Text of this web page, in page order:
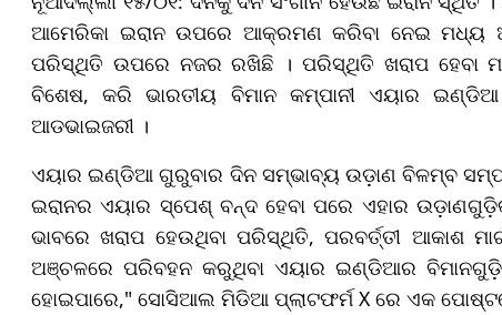
ଆମେରିକା ଇରାନ ଉପରେ ଆକ୍ରମଣ କରିବା ନେଇ ମଧ୍ୟ
ପରିସ୍ଥିତି ଉପରେ ନଜର ରଖିଛି । ପରିସ୍ଥିତି ଖରାପ ହେବା
ବିଶେଷ, କରି ଭାରତୀୟ ବିମାନ କମ୍ପାନୀ ଏୟାର
ଆଡଭାଇଜରୀ ।
ଏୟାର ଇଣ୍ଡିଆ ଗୁରୁବାର ଦିନ ସମ୍ଭାବ୍ୟ ଉଡ଼ାଣ ବିଳମ୍ବ
ଇରାନର ଏୟାର ସ୍ପେଶ୍ ବନ୍ଦ ହେବା ପରେ ଏହାର
ଭାବରେ ଖରାପ ହେଉଥିବା ପରିସ୍ଥିତି, ପରବର୍ତ୍ତୀ ଆକାଶ
ଅଞ୍ଚଳରେ ପରିବହନ କରୁଥିବା ଏୟାର ଇଣ୍ଡିଆର
ହୋଇପାରେ," ସୋସିଆଲ ମିଡିଆ ପ୍ଲାଟଫର୍ମ X ରେ ଏକ